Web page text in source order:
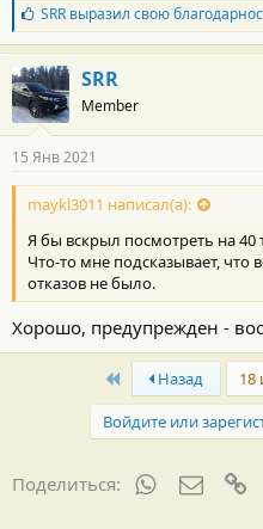
Б
л
а
г
о
д
а
н
о
с
и
:
SRRвыразил свою
SRR
Member
15 Янв 2021
maykl3011 написал(а):
Я бы вскрыл посмотреть на 40
Что-то мне подсказывает, что
отказов не было.
Хорошо, предупрежден -
First Назад 18
Войдите или
Поделиться: WhatsApp